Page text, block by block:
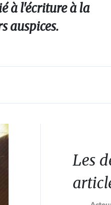
à l'écriture à la
auspices.
Les